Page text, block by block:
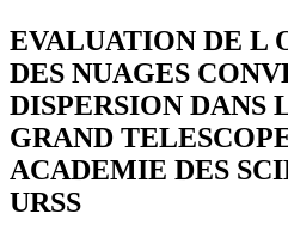
EVALUATION DE L
DES NUAGES
DISPERSION DANS
GRAND
ACADEMIE DES
URSS